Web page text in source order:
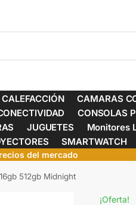
CALEFACCIÓN
CAMARAS
CONSOLAS
JUGUETES Monitores
SMARTWATCH
del mercado
512gb Midnight
¡Oferta!